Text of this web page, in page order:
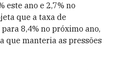
este ano e 2,7% no
que a taxa de
8,4% no próximo ano,
que manteria as pressões